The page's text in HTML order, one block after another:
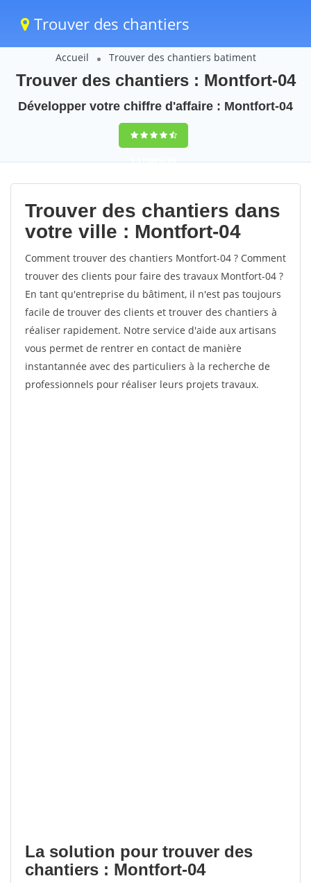
Trouver des chantiers
Accueil Trouver des chantiers batiment
Trouver des chantiers : Montfort-04
Développer votre chiffre d'affaire : Montfort-04
9,5(100%)65
votes
Trouver des chantiers dans
votre ville : Montfort-04
Comment trouver des chantiers Montfort-04 ? Comment
trouver des clients pour faire des travaux Montfort-04 ?
En tant qu'entreprise du bâtiment, il n'est pas toujours
facile de trouver des clients et trouver des chantiers à
réaliser rapidement. Notre service d'aide aux artisans
vous permet de rentrer en contact de manière
instantannée avec des particuliers à la recherche de
professionnels pour réaliser leurs projets travaux.
La solution pour trouver des
chantiers : Montfort-04